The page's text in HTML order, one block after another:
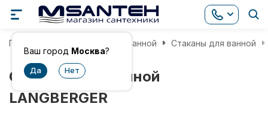
Ваш город Москва?
Главная Аксессуары для ванной Стаканы для ванной
Стаканы для ванной
LANGBERGER